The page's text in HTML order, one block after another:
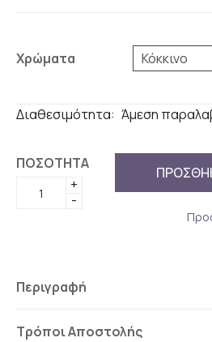
Χρώματα
Διαθεσιμότητα: Άμεση
ΠΟΣΟΤΗΤΑ
+
-
Περιγραφή
Τρόποι Αποστολής